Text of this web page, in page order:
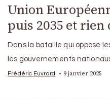
Union
puis 2035 et rien
Dans la bataille qui oppose
les gouvernements
Frédéric Euvrard 9 janvier 2025